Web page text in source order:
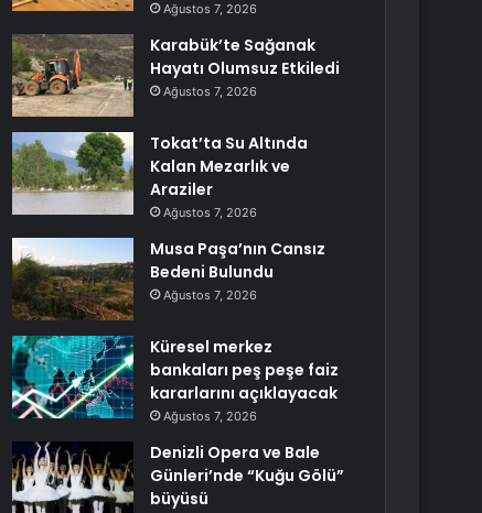
Ağustos 7, 2026
Karabük’te Sağanak
Hayatı Olumsuz Etkiledi
Ağustos 7, 2026
Tokat’ta Su Altında
Kalan Mezarlık ve
Araziler
Ağustos 7, 2026
Musa Paşa’nın Cansız
Bedeni Bulundu
Ağustos 7, 2026
Küresel merkez
bankaları peş peşe faiz
kararlarını açıklayacak
Ağustos 7, 2026
Denizli Opera ve Bale
Günleri’nde “Kuğu Gölü”
büyüsü